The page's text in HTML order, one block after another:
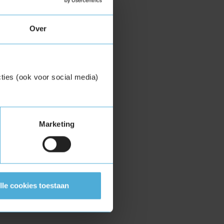
Over
(ook voor social media)
Marketing
cookies toestaan